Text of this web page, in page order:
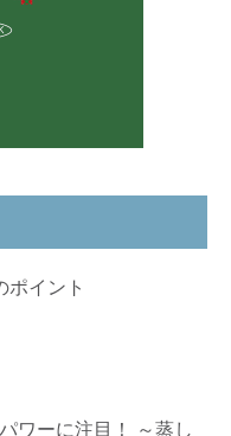
ポイント
ワーに注目！ ～蒸し